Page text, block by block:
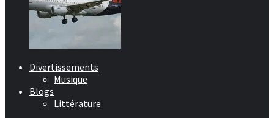
Divertissements
Musique
Blogs
Littérature